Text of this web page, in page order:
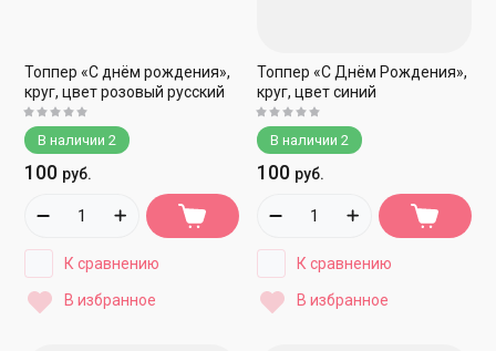
Топпер «С днём рождения»,
круг, цвет розовый русский
В наличии 2
100 руб.
К сравнению
В избранное
Топпер «С Днём Рождения»,
круг, цвет синий
В наличии 2
100 руб.
К сравнению
В избранное